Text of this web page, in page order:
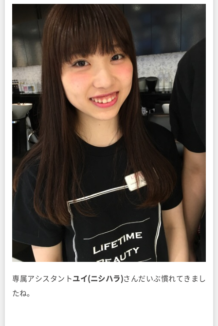
専属アシスタント ユイ(ニシハラ)さんだいぶ慣れてきまし
たね。